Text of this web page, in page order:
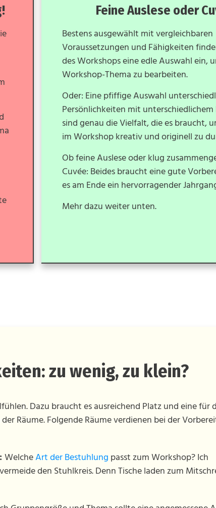
Feine Auslese oder
Bestens ausgewählt mit vergleichbaren
Voraussetzungen und Fähigkeiten
des Workshops eine edle Auswahl ein,
Workshop-Thema zu bearbeiten.
Oder: Eine pfiffige Auswahl
Persönlichkeiten mit
sind genau die Vielfalt, die es braucht,
im Workshop kreativ und originell zu
Ob feine Auslese oder klug
Cuvée: Beides braucht eine gute
es am Ende ein hervorragender
Mehr dazu weiter unten.
zu wenig, zu klein?
Dazu braucht es ausreichend Platz und eine für
Räume. Folgende Räume verdienen bei der
WelcheArt der Bestuhlungpasst zum Workshop? Ich
den Stuhlkreis. Denn Tische laden zum